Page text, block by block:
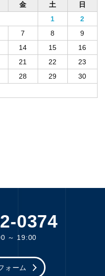
金 土
日
1
2
7 8
9
14 15
16
21 22
23
28 29
30
0374
～ 19:00
ォーム